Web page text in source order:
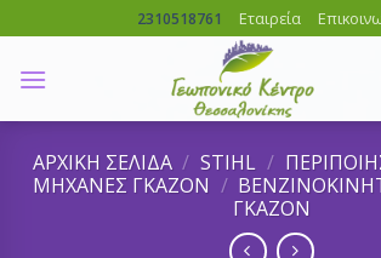
to
content
2310518761 Εταιρεία
ΑΡΧΙΚΗ ΣΕΛΙΔΑ / STIHL /
ΜΗΧΑΝΕΣ ΓΚΑΖΟΝ /
ΓΚΑΖΟΝ